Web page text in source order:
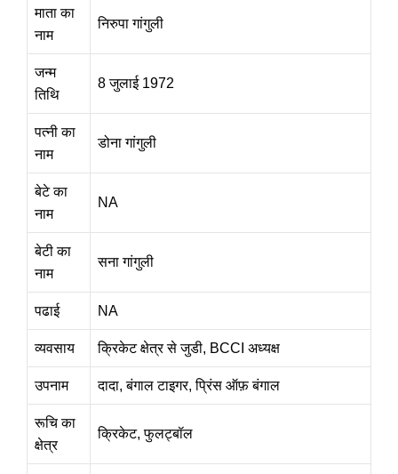
माता का
नाम
निरुपा गांगुली
जन्म
तिथि
8 जुलाई 1972
पत्नी का
नाम
डोना गांगुली
बेटे का
नाम
NA
बेटी का
नाम
सना गांगुली
पढाई NA
व्यवसाय क्रिकेट क्षेत्र से जुडी, BCCI अध्यक्ष
उपनाम दादा, बंगाल टाइगर, प्रिंस ऑफ़ बंगाल
रूचि का
क्षेत्र
क्रिकेट, फुलट्बॉल